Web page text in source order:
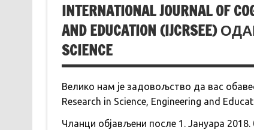
INTERNATIONAL JOURNAL OF
AND EDUCATION
SCIENCE
Велико нам је задовољство да вас
Research in Science, Engineering and
Чланци објављени после 1. Јануара 2018.